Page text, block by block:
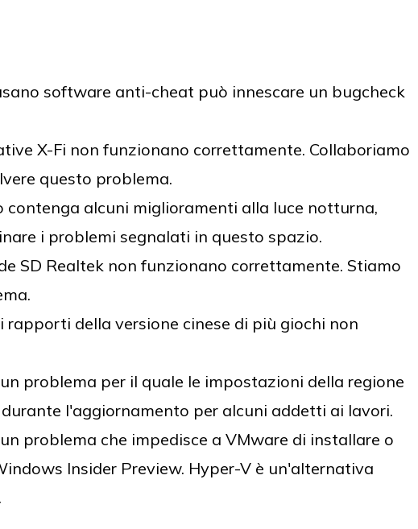
software anti-cheat può innescare un bugcheck
X-Fi non funzionano correttamente. Collaboriamo
questo problema.
contenga alcuni miglioramenti alla luce notturna,
i problemi segnalati in questo spazio.
SD Realtek non funzionano correttamente. Stiamo
rapporti della versione cinese di più giochi non
problema per il quale le impostazioni della regione
l'aggiornamento per alcuni addetti ai lavori.
problema che impedisce a VMware di installare o
Insider Preview. Hyper-V è un'alternativa